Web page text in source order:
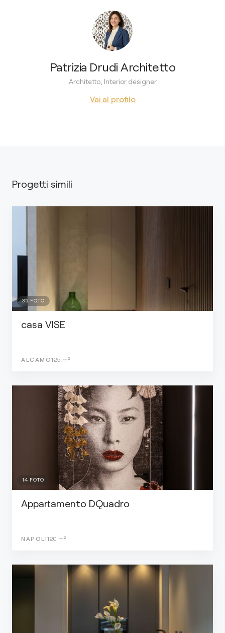
Patrizia Drudi Architetto
Architetto, Interior designer
Vai al profilo
Progetti simili
39 FOTO
casa VISE
ALCAMO125 m²
14 FOTO
Appartamento DQuadro
NAPOLI120 m²